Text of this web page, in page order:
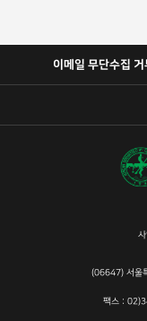
이메일 무단수집 거
(06647) 서울
팩스 :